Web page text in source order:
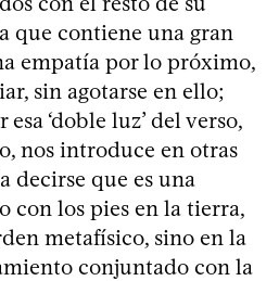
que contiene una gran
empatía por lo próximo,
sin agotarse en ello;
‘doble luz’ del verso,
nos introduce en otras
decirse que es una
con los pies en la tierra,
metafísico, sino en la
conjuntado con la